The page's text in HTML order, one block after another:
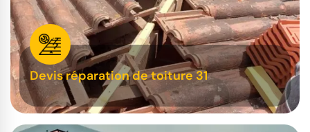
Devis réparation de toiture 31